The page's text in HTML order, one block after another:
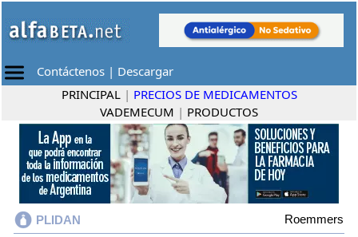
Contáctenos | Descargar
PRINCIPAL | PRECIOS DE MEDICAMENTOS
VADEMECUM | PRODUCTOS
PLIDAN
Roemmers